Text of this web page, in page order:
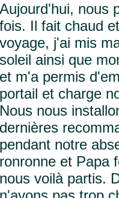
Aujourd'hui, nous
fois. Il fait chaud
voyage, j'ai mis
soleil ainsi que
et m'a permis
portail et charge
Nous nous
dernières
pendant notre
ronronne et Papa
nous voilà partis.